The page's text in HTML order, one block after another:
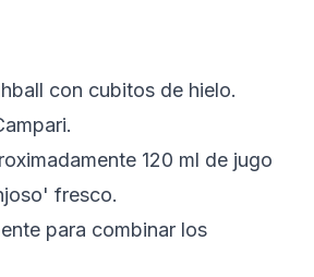
con cubitos de hielo.
120 ml de jugo
fresco.
para combinar los